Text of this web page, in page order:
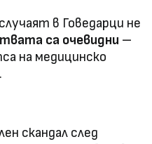
в Говедарци не
са очевидни –
на медицинско
скандал след